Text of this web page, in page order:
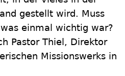
gestellt wird. Muss
einmal wichtig war?
Pastor Thiel, Direktor
Missionswerks in